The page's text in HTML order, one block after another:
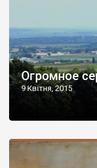
Огромное
9 Квітня, 2015